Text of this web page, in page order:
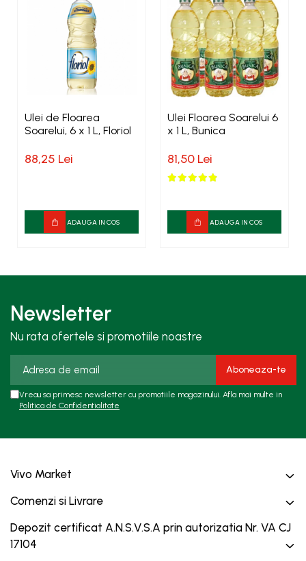
Ulei de Floarea
Soarelui, 6 x 1 L, Floriol
88,25 Lei
ADAUGA IN COS
Ulei Floarea Soarelui 6
x 1 L, Bunica
81,50 Lei
ADAUGA IN COS
Newsletter
Nu rata ofertele si promotiile noastre
Vreau sa primesc newsletter cu promotiile magazinului. Afla mai multe in
Politica de Confidentialitate
Vivo Market
Comenzi si Livrare
Depozit certificat A.N.S.V.S.A prin autorizatia Nr. VA CJ
17104